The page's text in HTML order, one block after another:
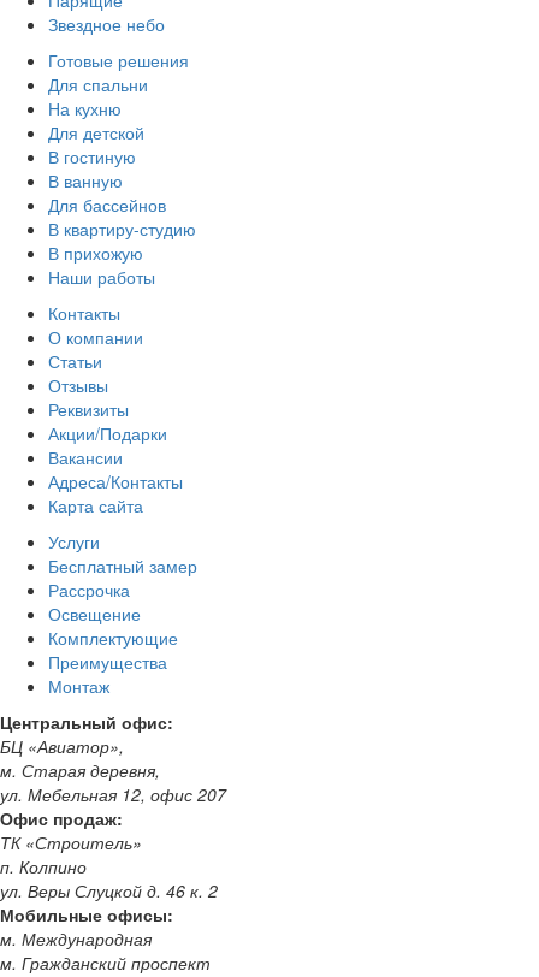
Звездное небо
Готовые решения
Для спальни
На кухню
Для детской
В гостиную
В ванную
Для бассейнов
В квартиру-студию
В прихожую
Наши работы
Контакты
О компании
Статьи
Отзывы
Реквизиты
Акции/Подарки
Вакансии
Адреса/Контакты
Карта сайта
Услуги
Бесплатный замер
Рассрочка
Освещение
Комплектующие
Преимущества
Монтаж
Центральный офис:
БЦ «Авиатор»,
м. Старая деревня,
ул. Мебельная 12, офис 207
Офис продаж:
ТК «Строитель»
п. Колпино
ул. Веры Слуцкой д. 46 к. 2
Мобильные офисы:
м. Международная
м. Гражданский проспект